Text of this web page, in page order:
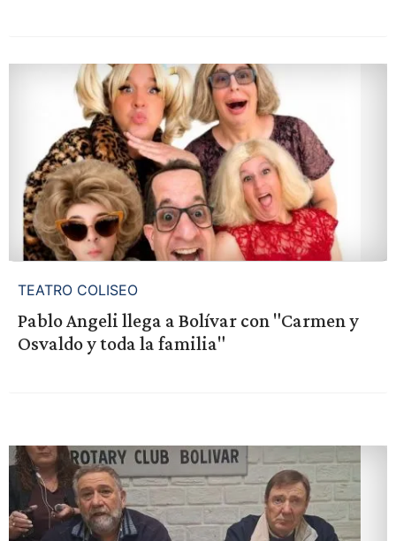
TEATRO COLISEO
Pablo Angeli llega a Bolívar con "Carmen y
Osvaldo y toda la familia"